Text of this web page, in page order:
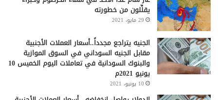
يقلِّلون من خطورته
29 مايو، 2021
الجنيه يتراجع مجدداً..أسعار العملات الأجنبية
مقابل الجنيه السوداني في السوق الموازية
والبنوك السودانية في تعاملات اليوم الخميس 10
يونيو 2021م
10 يونيو، 2021